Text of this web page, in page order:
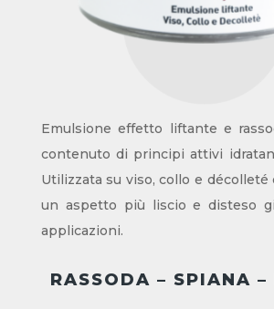
Emulsione effetto liftante e
contenuto di principi attivi
Utilizzata su viso, collo e décolleté
un aspetto più liscio e disteso
applicazioni.
RASSODA – SPIANA –